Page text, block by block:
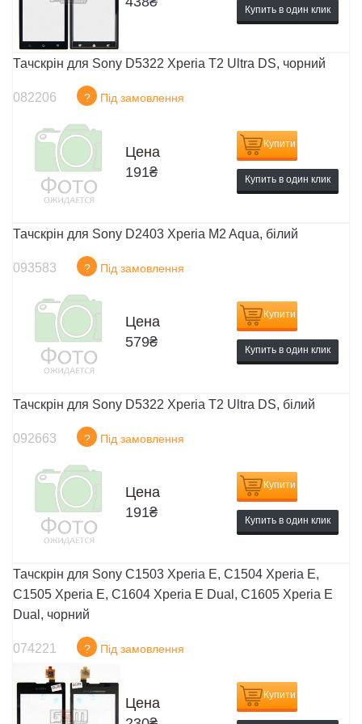
Купить в один клик
Тачскрін для Sony D5322 Xperia T2 Ultra DS, чорний
082206 ? Під замовлення
Цена
191₴
Купити
Купить в один клик
Тачскрін для Sony D2403 Xperia M2 Aqua, білий
093583 ? Під замовлення
Цена
579₴
Купити
Купить в один клик
Тачскрін для Sony D5322 Xperia T2 Ultra DS, білий
092663 ? Під замовлення
Цена
191₴
Купити
Купить в один клик
Тачскрін для Sony C1503 Xperia E, C1504 Xperia E,
C1505 Xperia E, C1604 Xperia E Dual, C1605 Xperia E
Dual, чорний
074221 ? Під замовлення
Цена
Купити